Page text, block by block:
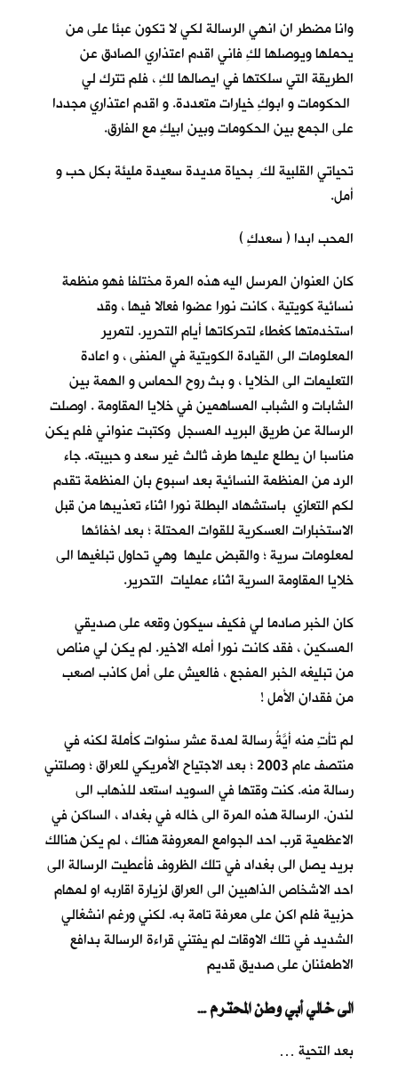
وانا مضطر ان انهي الرسالة لكي لا تكون عبئا على من
يحملها ويوصلها لكِ فاني اقدم اعتذاري الصادق عن
الطريقة التي سلكتها في ايصالها لكِ ، فلم تترك لي
الحكومات و ابوكِ خيارات متعددة. و اقدم اعتذاري مجددا
على الجمع بين الحكومات وبين ابيكِ مع الفارق.
تحياتي القلبية لك ِ بحياة مديدة سعيدة مليئة بكل حب و
أمل.
المحب ابدا ( سعدكِ )
كان العنوان المرسل اليه هذه المرة مختلفا فهو منظمة
نسائية كويتية ، كانت نورا عضوا فعالا فيها ، وقد
استخدمتها كغطاء لتحركاتها أيام التحرير. لتمرير
المعلومات الى القيادة الكويتية في المنفى ، و اعادة
التعليمات الى الخلايا ، و بث روح الحماس و الهمة بين
الشابات و الشباب المساهمين في خلايا المقاومة . اوصلت
الرسالة عن طريق البريد المسجل وكتبت عنواني فلم يكن
مناسبا ان يطلع عليها طرف ثالث غير سعد و حبيبته. جاء
الرد من المنظمة النسائية بعد اسبوع بان المنظمة تقدم
لكم التعازي باستشهاد البطلة نورا اثناء تعذيبها من قبل
الاستخبارات العسكرية للقوات المحتلة ؛ بعد اخفائها
لمعلومات سرية ؛ والقبض عليها وهي تحاول تبلغيها الى
خلايا المقاومة السرية اثناء عمليات التحرير.
كان الخبر صادما لي فكيف سيكون وقعه على صديقي
المسكين ، فقد كانت نورا أمله الاخير. لم يكن لي مناص
من تبليغه الخبر المفجع ، فالعيش على أمل كاذب اصعب
من فقدان الأمل !
لم تأتِ منه أيَّةُ رسالة لمدة عشر سنوات كأملة لكنه في
منتصف عام 2003 ؛ بعد الاجتياح الأمريكي للعراق ؛ وصلتني
رسالة منه. كنت وقتها في السويد استعد للذهاب الى
لندن. الرسالة هذه المرة الى خاله في بغداد ، الساكن في
الاعظمية قرب احد الجوامع المعروفة هناك ، لم يكن هنالك
بريد يصل الى بغداد في تلك الظروف فأعطيت الرسالة الى
احد الاشخاص الذاهبين الى العراق لزيارة اقاربه او لمهام
حزبية فلم اكن على معرفة تامة به. لكني ورغم انشغالي
الشديد في تلك الاوقات لم يفتني قراءة الرسالة بدافع
الاطمئنان على صديق قديم
… الى خالي أبي وطن المحترم
بعد التحية …